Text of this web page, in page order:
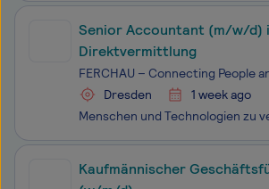
Senior Accountant (m/w/d)
Direktvermittlung
FERCHAU – Connecting People
Dresden
1 week ago
Kaufmännischer